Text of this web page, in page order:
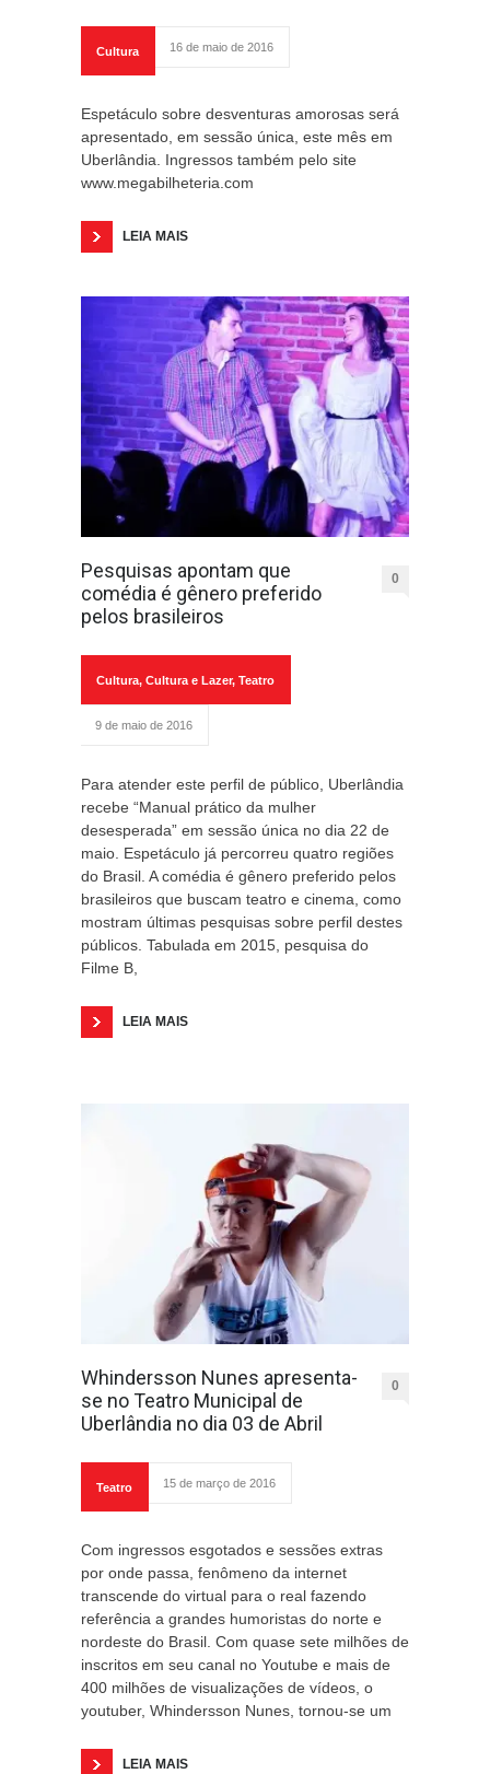
Cultura 16 de maio de 2016
Espetáculo sobre desventuras amorosas será
apresentado, em sessão única, este mês em
Uberlândia. Ingressos também pelo site
www.megabilheteria.com
LEIA MAIS
Pesquisas apontam que
comédia é gênero preferido
pelos brasileiros
0
Cultura, Cultura e Lazer, Teatro
9 de maio de 2016
Para atender este perfil de público, Uberlândia
recebe “Manual prático da mulher
desesperada” em sessão única no dia 22 de
maio. Espetáculo já percorreu quatro regiões
do Brasil. A comédia é gênero preferido pelos
brasileiros que buscam teatro e cinema, como
mostram últimas pesquisas sobre perfil destes
públicos. Tabulada em 2015, pesquisa do
Filme B,
LEIA MAIS
Whindersson Nunes apresenta-
se no Teatro Municipal de
Uberlândia no dia 03 de Abril
0
Teatro 15 de março de 2016
Com ingressos esgotados e sessões extras
por onde passa, fenômeno da internet
transcende do virtual para o real fazendo
referência a grandes humoristas do norte e
nordeste do Brasil. Com quase sete milhões de
inscritos em seu canal no Youtube e mais de
400 milhões de visualizações de vídeos, o
youtuber, Whindersson Nunes, tornou-se um
LEIA MAIS